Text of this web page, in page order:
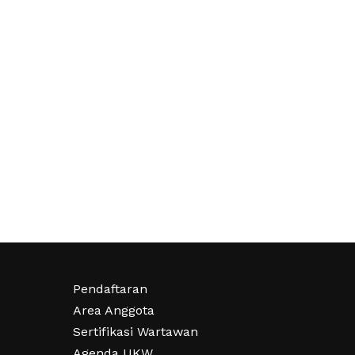
Pendaftaran
Area Anggota
Sertifikasi Wartawan